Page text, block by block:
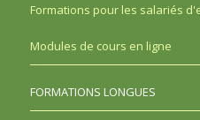
Formations pour les salariés
Modules de cours en ligne
FORMATIONS LONGUES